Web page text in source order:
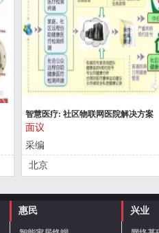
智慧医疗: 社区物联网医院解决方案
面议
采编
北京
惠民 兴业